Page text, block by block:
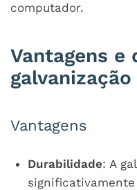
computador.
Vantagens e
galvanização
Vantagens
Durabilidade: A